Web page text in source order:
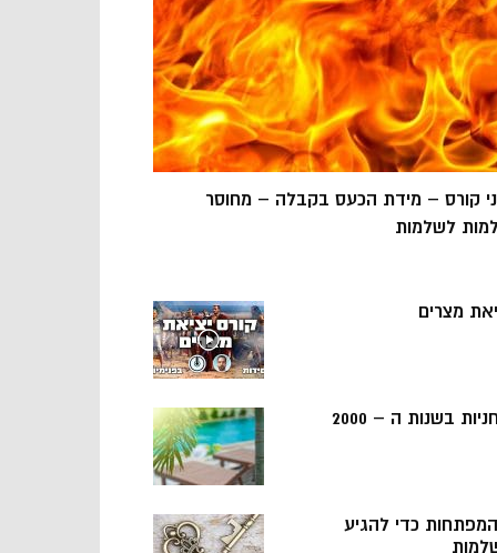
קורס – מידת הכעס בקבלה – מחוסר
לשלמות
מצרים
בשנות ה – 2000
5 המפתחות כדי להגיע